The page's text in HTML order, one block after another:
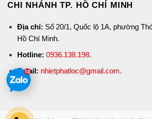
CHI NHÁNH TP. HỒ CHÍ MINH
Địa chỉ: Số 20/1, Quốc lộ 1A, phường
Hồ Chí Minh.
Hotline: 0936.138.198.
Email: nhietphatloc@gmail.com.